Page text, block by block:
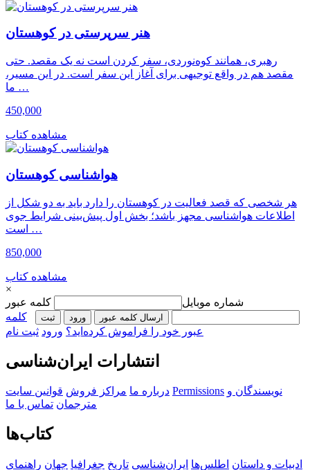
هنر سرپرستی در کوهستان
رهبری، همانند کوه‌نوردی، سفر کردن است نه یک مقصد. حتی
مقصد هم در واقع توجیهی برای آغاز این سفر است. در این مسیر،
ما …
450,000
مشاهده کتاب
هواشناسی کوهستان
هر شخصی که قصد فعالیت در کوهستان را دارد باید به دو شکل از
اطلاعات هواشناسی مجهز باشد؛ بخش اول پیش‌بینی شرایط جوی
است …
850,000
مشاهده کتاب
×
شماره موبایل
کلمه عبور
ارسال کلمه عبور ورود ثبت‌
کلمه
عبور خود را فراموش کرده‌اید؟ ورود ثبت نام
انتشارات ایران‌شناسی
درباره ما مراکز فروش قوانین سایت Permissions نویسندگان و
مترجمان تماس با ما
کتاب‌ها
ادبیات و داستان اطلس‌ها ایران‌شناسی تاریخ جغرافیا جهان راهنمای